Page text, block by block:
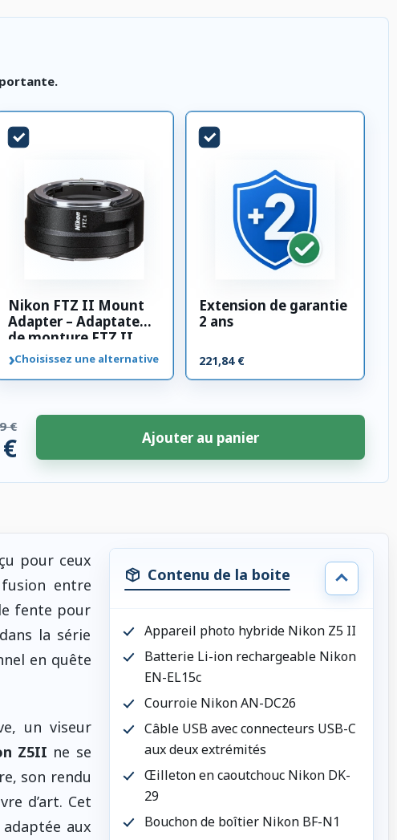
Nikon FTZ II Mount
Adapter – Adaptateur
de monture FTZ II
›Choisissez une alternative
Extension de garantie
2 ans
221,84 €
€
Ajouter au panier
pour ceux
entre
fente pour
la série
en quête
un viseur
Z5II ne se
son rendu
d’art. Cet
aux
Contenu de la boite
Appareil photo hybride Nikon Z5 II
Batterie Li-ion rechargeable Nikon
EN-EL15c
Courroie Nikon AN-DC26
Câble USB avec connecteurs USB-C
aux deux extrémités
Œilleton en caoutchouc Nikon DK-
29
Bouchon de boîtier Nikon BF-N1